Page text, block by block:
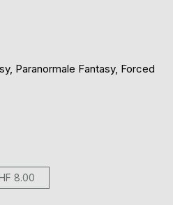
Paranormale Fantasy, Forced
8.00